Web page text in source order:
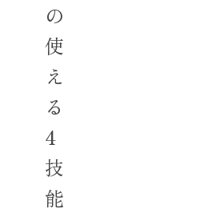
の
使
え
る
4
技
能